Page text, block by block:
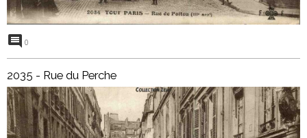
0
2035 - Rue du Perche